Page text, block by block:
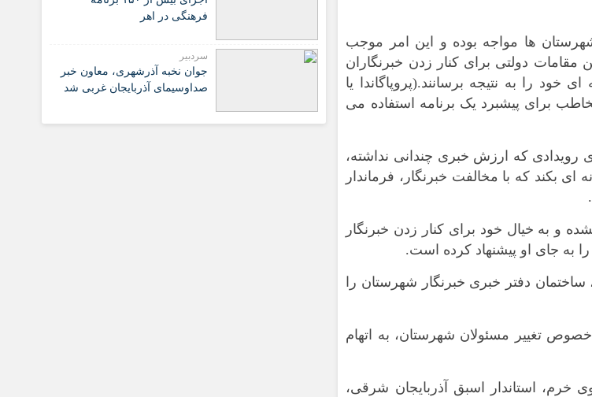
ها مواجه بوده و این امر موجب
مقامات دولتی برای کنار زدن خبرنگاران
خود را به نتیجه برسانند.(پروپاگاندا یا
برای پیشبرد یک برنامه استفاده می
رویدادی که ارزش خبری چندانی نداشته،
بکند که با مخالفت خبرنگار، فرماندار
و به خیال خود برای کنار زدن خبرنگار
به جای او پیشنهاد کرده است.
دفتر خبری خبرنگار شهرستان را
تغییر مسئولان شهرستان، به اتهام
استاندار اسبق آذربایجان شرقی،
فرهنگی در اهر
سردبیر
جوان نخبه آذرشهری، معاون خبر
صداوسیمای آذربایجان غربی شد